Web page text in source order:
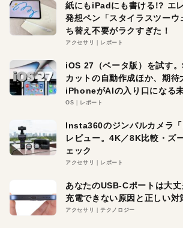
紙にもiPadにも書ける!? エ
発想ペン「スタイラスツーウ
ち替え不要がラクすぎた！
アクセサリ レポート
iOS 27（ベータ版）を試す
カットの自動作成ほか、期待
iPhoneがAIの入り口になる
OS レポート
Insta360のジンバルカメラ
レビュー。4K／8K比較・ズ
ェック
アクセサリ レポート
あなたのUSB-Cポートは大丈
充電できない原因と正しい対
アクセサリ テクノロジー